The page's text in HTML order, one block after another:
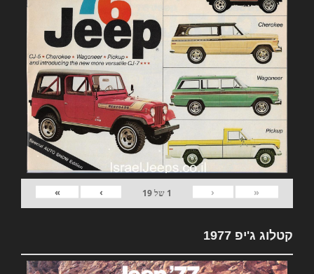
«
‹
1 של19
›
»
קטלוג ג'יפ 1977